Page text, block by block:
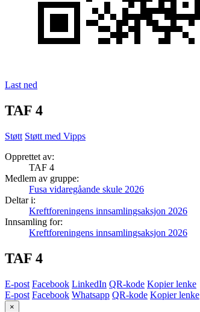
Last ned
TAF 4
Støtt Støtt med Vipps
Opprettet av:
TAF 4
Medlem av gruppe:
Fusa vidaregåande skule 2026
Deltar i:
Kreftforeningens innsamlingsaksjon 2026
Innsamling for:
Kreftforeningens innsamlingsaksjon 2026
TAF 4
E-post Facebook LinkedIn QR-kode Kopier lenke
E-post Facebook Whatsapp QR-kode Kopier lenke
×